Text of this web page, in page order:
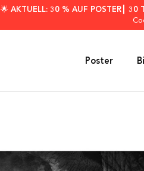
🌟 AKTUELL: 30 % AUF POSTER┃ 30
Poster